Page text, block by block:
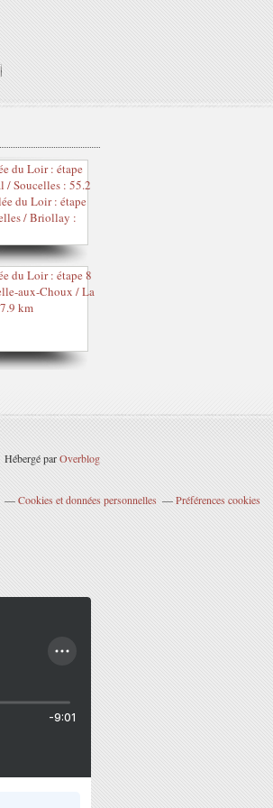
Hébergé parOverblog
Cookies et données personnelles Préférences cookies
-9:01